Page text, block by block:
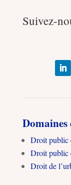
Suivez-
Domaines
Droit public
Droit public
Droit de